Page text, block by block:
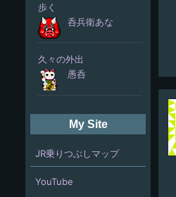
My Site
JR乗りつぶしマップ
YouTube